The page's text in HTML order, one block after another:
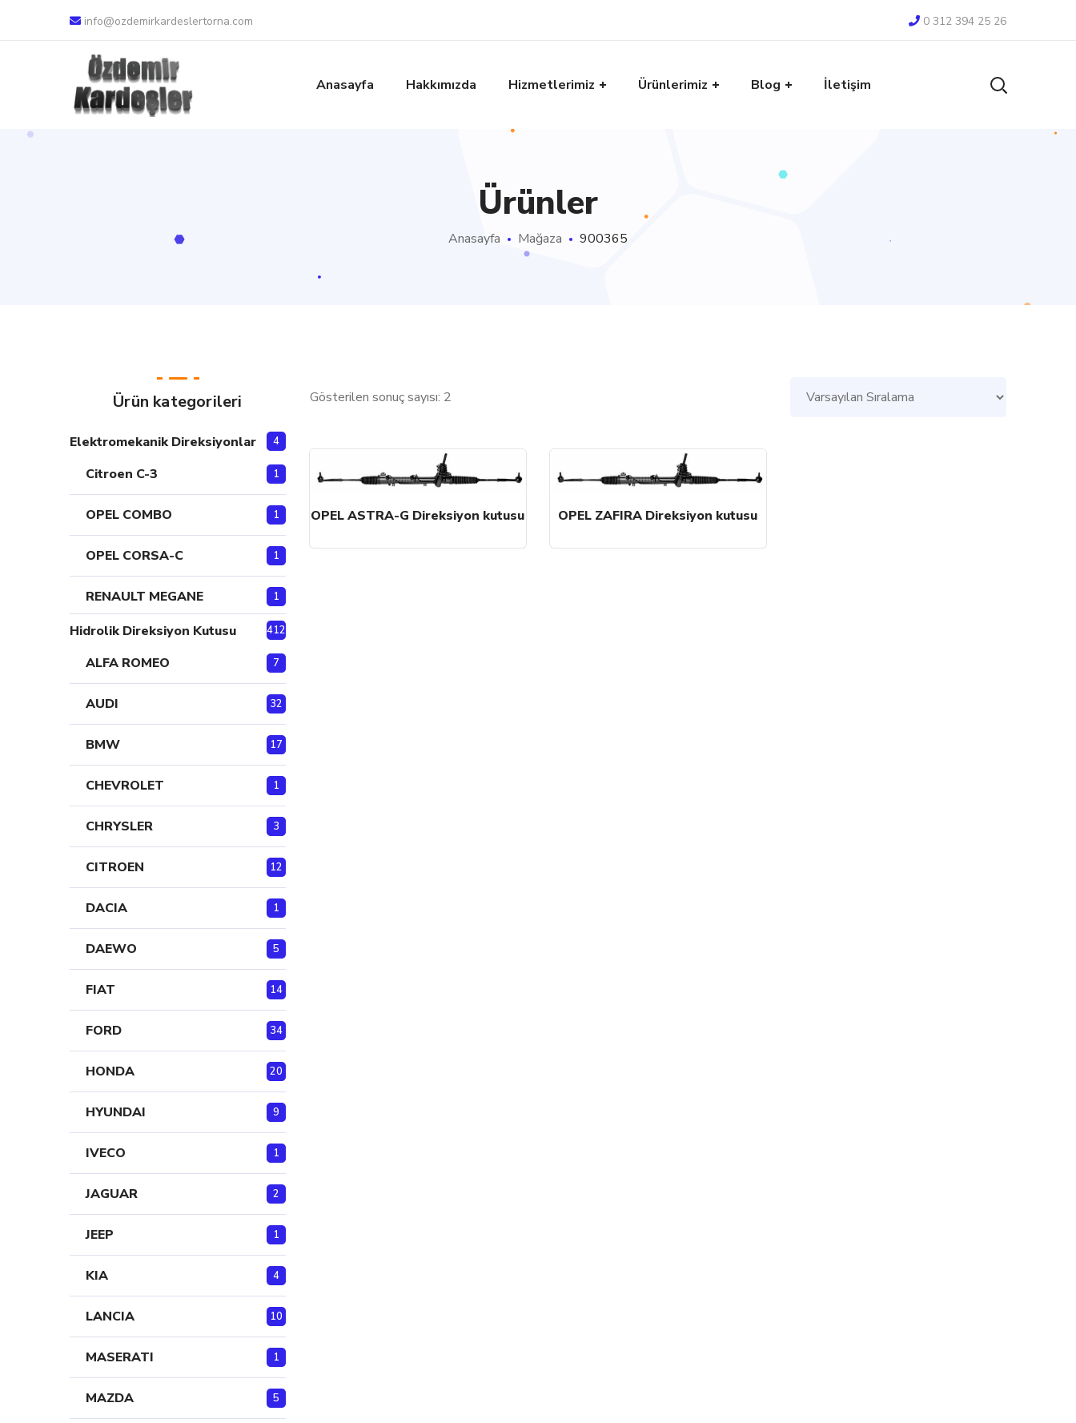
info@ozdemirkardeslertorna.com 0 312 394 25 26
Anasayfa Hakkımızda Hizmetlerimiz Ürünlerimiz Blog İletişim
Ürünler
Anasayfa Mağaza 900365
Gösterilen sonuç sayısı: 2
OPEL ASTRA-G Direksiyon kutusu OPEL ZAFIRA Direksiyon kutusu
Ürün kategorileri
Elektromekanik Direksiyonlar 4
Citroen C-3 1
OPEL COMBO 1
OPEL CORSA-C 1
RENAULT MEGANE 1
Hidrolik Direksiyon Kutusu 412
ALFA ROMEO 7
AUDI 32
BMW 17
CHEVROLET 1
CHRYSLER 3
CITROEN 12
DACIA 1
DAEWO 5
FIAT 14
FORD 34
HONDA 20
HYUNDAI 9
IVECO 1
JAGUAR 2
JEEP 1
KIA 4
LANCIA 10
MASERATI 1
MAZDA 5